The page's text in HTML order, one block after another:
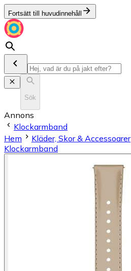
Fortsätt till huvudinnehåll
Sök
Annons
Klockarmband
Hem
Kläder, Skor & Accessoarer
Klockarmband